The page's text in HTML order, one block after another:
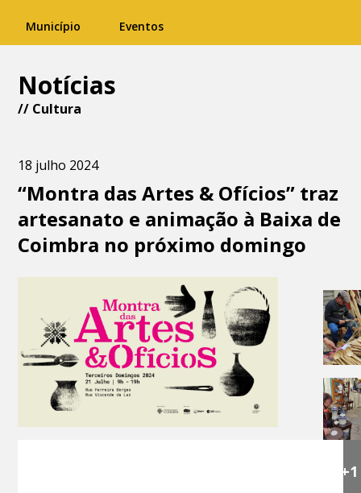
Município Eventos
Notícias
// Cultura
18 julho 2024
“Montra das Artes & Ofícios” traz
artesanato e animação à Baixa de
Coimbra no próximo domingo
+1